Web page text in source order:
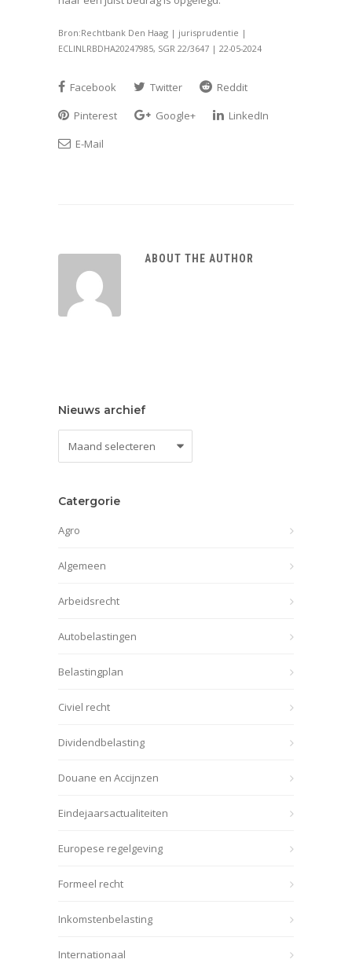
Bron:Rechtbank Den Haag | jurisprudentie |
ECLINLRBDHA20247985, SGR 22/3647 | 22-05-2024
Facebook Twitter
Reddit
Pinterest
Google+
LinkedIn
E-Mail
ABOUT THE AUTHOR
Nieuws archief
Catergorie
Agro
Algemeen
Arbeidsrecht
Autobelastingen
Belastingplan
Civiel recht
Dividendbelasting
Douane en Accijnzen
Eindejaarsactualiteiten
Europese regelgeving
Formeel recht
Inkomstenbelasting
Internationaal